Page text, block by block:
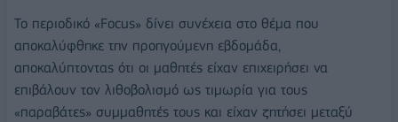
Το περιοδικό «Focus» δίνει συνέχεια στο θέμα που
αποκαλύφθηκε την προηγούμενη εβδομάδα,
αποκαλύπτοντας ότι οι μαθητές είχαν επιχειρήσει να
επιβάλουν τον λιθοβολισμό ως τιμωρία για τους
«παραβάτες» συμμαθητές τους και είχαν ζητήσει μεταξύ